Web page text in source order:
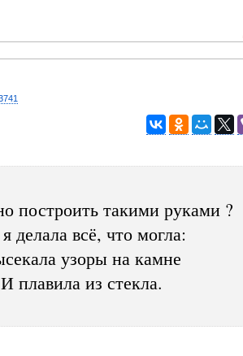
построить такими руками ?
делала всё, что могла:
узоры на камне
И плавила из стекла.